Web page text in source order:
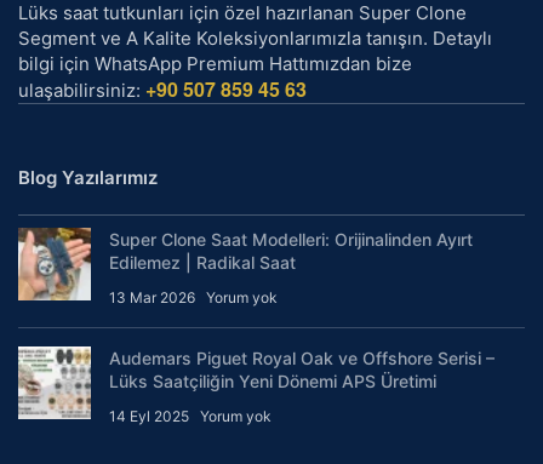
Lüks saat tutkunları için özel hazırlanan Super Clone
Segment ve A Kalite Koleksiyonlarımızla tanışın. Detaylı
bilgi için WhatsApp Premium Hattımızdan bize
ulaşabilirsiniz: +90 507 859 45 63
Blog Yazılarımız
Super Clone Saat Modelleri: Orijinalinden Ayırt
Edilemez | Radikal Saat
13 Mar 2026 Yorum yok
Audemars Piguet Royal Oak ve Offshore Serisi –
Lüks Saatçiliğin Yeni Dönemi APS Üretimi
14 Eyl 2025 Yorum yok